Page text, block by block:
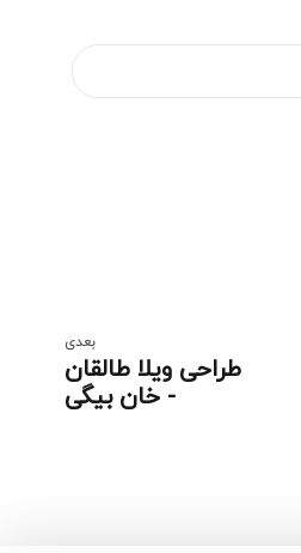
بعدی
طراحی ویلا طالقان
- خان بیگی